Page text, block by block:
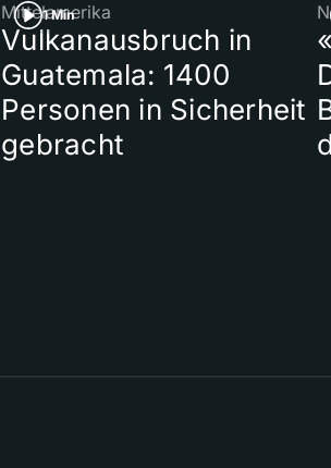
1 Min
Mittelamerika
Vulkanausbruch in
Guatemala: 1400
Personen in Sicherheit
gebracht